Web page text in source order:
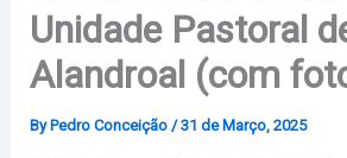
Unidade Pastoral
Alandroal (com
By Pedro Conceição /31 de Março, 2025